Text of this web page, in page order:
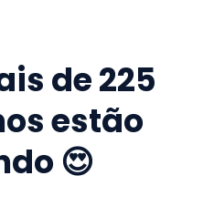
de225
estão
😍